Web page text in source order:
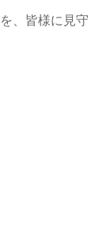
、皆様に見守